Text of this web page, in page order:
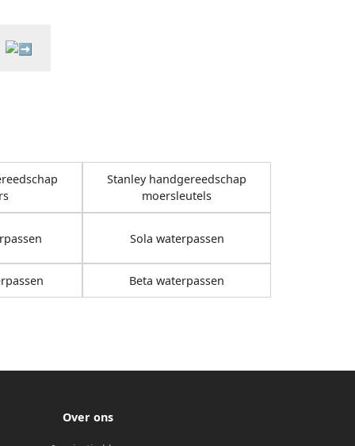
Stanley handgereedschap
moersleutels
Sola waterpassen
Beta waterpassen
Over ons